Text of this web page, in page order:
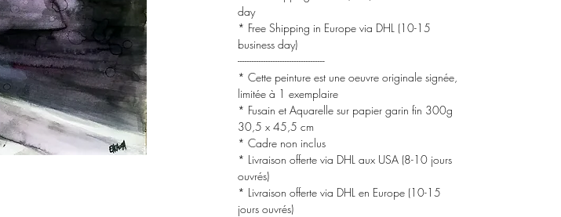
day
* Free Shipping in Europe via DHL (10-15
business day)
-------------------------------------
* Cette peinture est une oeuvre originale signée,
limitée à 1 exemplaire
* Fusain et Aquarelle sur papier garin fin 300g
30,5 x 45,5 cm
* Cadre non inclus
* Livraison offerte via DHL aux USA (8-10 jours
ouvrés)
* Livraison offerte via DHL en Europe (10-15
jours ouvrés)